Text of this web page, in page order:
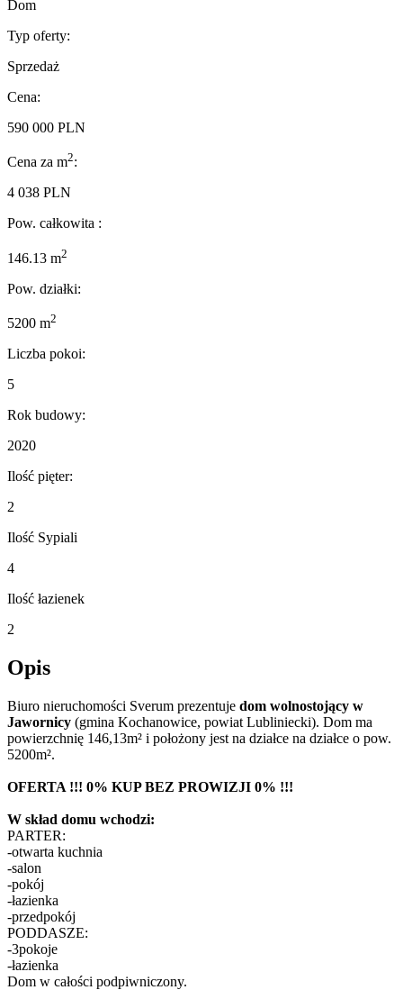
Dom
Typ oferty:
Sprzedaż
Cena:
590 000 PLN
Cena za m2:
4 038 PLN
Pow. całkowita :
146.13 m2
Pow. działki:
5200 m2
Liczba pokoi:
5
Rok budowy:
2020
Ilość pięter:
2
Ilość Sypiali
4
Ilość łazienek
2
Opis
Biuro nieruchomości Sverum prezentuje dom wolnostojący w
Jawornicy (gmina Kochanowice, powiat Lubliniecki). Dom ma
powierzchnię 146,13m² i położony jest na działce na działce o pow.
5200m².
OFERTA !!! 0% KUP BEZ PROWIZJI 0% !!!
W skład domu wchodzi:
PARTER:
-otwarta kuchnia
-salon
-pokój
-łazienka
-przedpokój
PODDASZE:
-3pokoje
-łazienka
Dom w całości podpiwniczony.